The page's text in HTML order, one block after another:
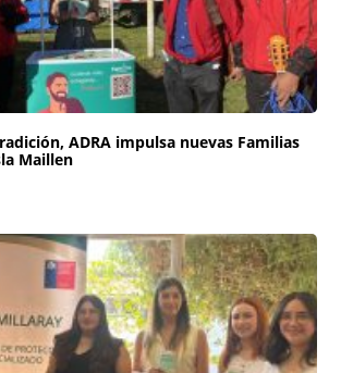
ADRA impulsa nuevas Familias
Maillen